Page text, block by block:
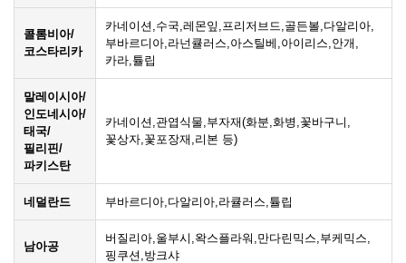
콜롬비아/
코스타리카
카네이션,수국,레몬잎,프리저브드,골든볼,다알리아,
부바르디아,라넌큘러스,아스틸베,아이리스,안개,
카라,튤립
말레이시아/
인도네시아/
태국/
필리핀/
파키스탄
카네이션,관엽식물,부자재(화분,화병,꽃바구니,
꽃상자,꽃포장재,리본 등)
네덜란드 부바르디아,다알리아,라큘러스,튤립
남아공
버질리아,울부시,왁스플라워,만다린믹스,부케믹스,
핑쿠션,방크샤